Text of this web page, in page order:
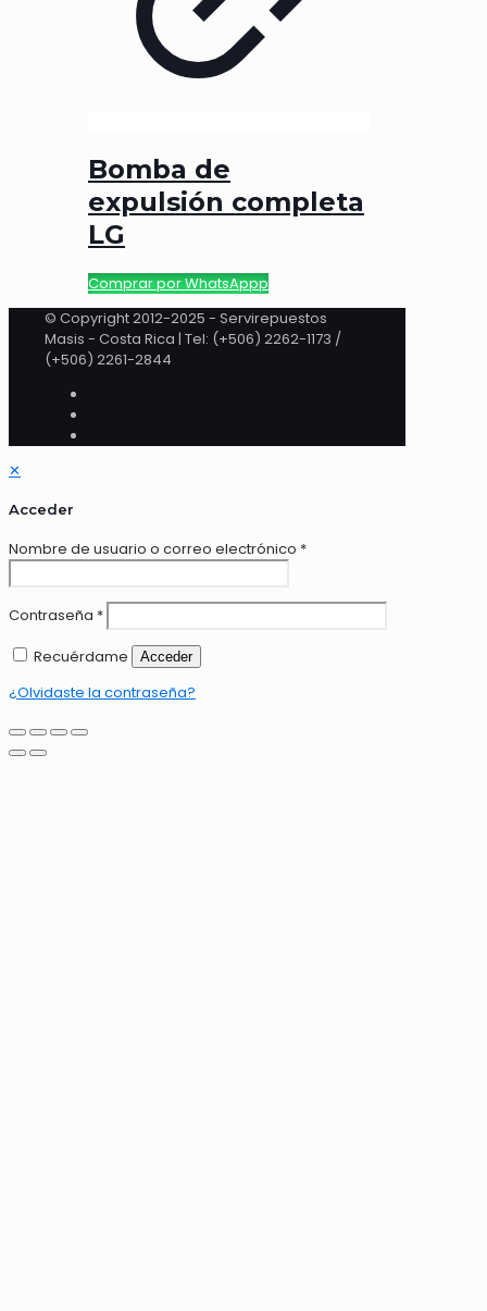
Bomba de
expulsión completa
LG
Comprar por WhatsAppp
© Copyright 2012-2025 - Servirepuestos
Masis - Costa Rica | Tel: (+506) 2262-1173 /
(+506) 2261-2844
✕
Acceder
Nombre de usuario o correo electrónico *
Contraseña *
Recuérdame
Acceder
¿Olvidaste la contraseña?